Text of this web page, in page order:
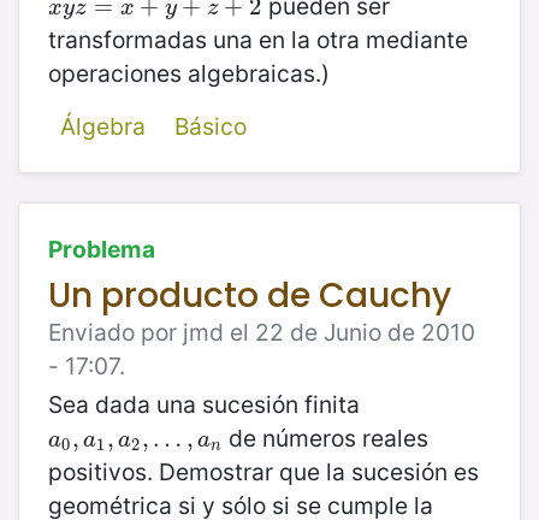
xyz = x + y + z + 2
xyz=x +y +z+ 2
pueden ser
transformadas una en la otra mediante
operaciones algebraicas.)
Álgebra
Básico
Problema
Un producto de Cauchy
Enviado por jmd el 22 de Junio de 2010
- 17:07.
Sea dada una sucesión finita
a0, a1, a2, … , an
a0,a1 ,a2,… ,a n
de números reales
positivos. Demostrar que la sucesión es
geométrica si y sólo si se cumple la